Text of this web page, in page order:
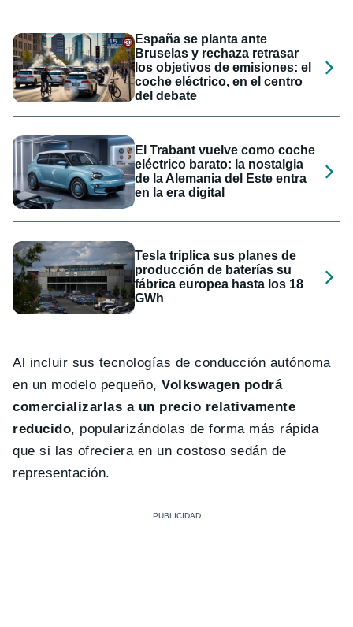
España se planta ante
Bruselas y rechaza retrasar
los objetivos de emisiones: el
coche eléctrico, en el centro
del debate
El Trabant vuelve como coche
eléctrico barato: la nostalgia
de la Alemania del Este entra
en la era digital
Tesla triplica sus planes de
producción de baterías su
fábrica europea hasta los 18
GWh
Al incluir sus tecnologías de conducción autónoma
en un modelo pequeño,Volkswagen podrá
comercializarlas a un precio relativamente
reducido, popularizándolas de forma más rápida
que si las ofreciera en un costoso sedán de
representación.